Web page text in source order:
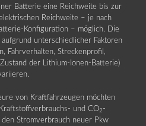
Batterie eine Reichweite bis zur
Reichweite – je nach
Konfiguration – möglich. Die
unterschiedlicher Faktoren
Fahrverhalten, Streckenprofil,
der Lithium-Ionen-Batterie)
von Kraftfahrzeugen möchten
und CO2 -
den Stromverbrauch neuer Pkw